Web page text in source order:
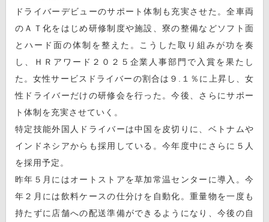
ドライバーデビューのサポート体制も充実させた。全車両
のＡＴ化をはじめ研修制度や施設、寮の整備などソフト面
とハード面の体制を整えた。こうした取り組みが功を奏
し、ＨＲアワード２０２５企業人事部門で入賞を果たし
た。女性サービスドライバーの割合は９.１％に上昇し、女
性ドライバーだけの研修会を行った。今後、さらにサポー
ト体制を充実させていく。
特定技能外国人ドライバーは中国を皮切りに、ベトナムや
インドネシアからも採用している。今年度中にさらに５人
を採用予定。
昨年５月にはオートストアを草加常温センターに導入。今
年２月には飲料ケースの仕分けを自動化。重量物を一度も
持たずに店舗への配送準備ができるようになり、今後の自